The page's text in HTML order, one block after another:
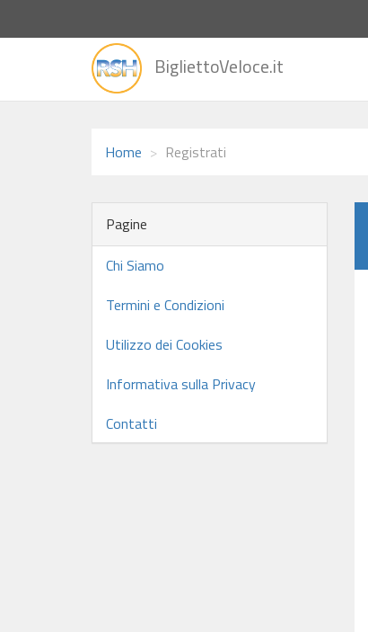
alla
BigliettoVeloce.it
Home Registrati
Pagine
Chi Siamo
Termini e Condizioni
Utilizzo dei Cookies
Informativa sulla Privacy
Contatti